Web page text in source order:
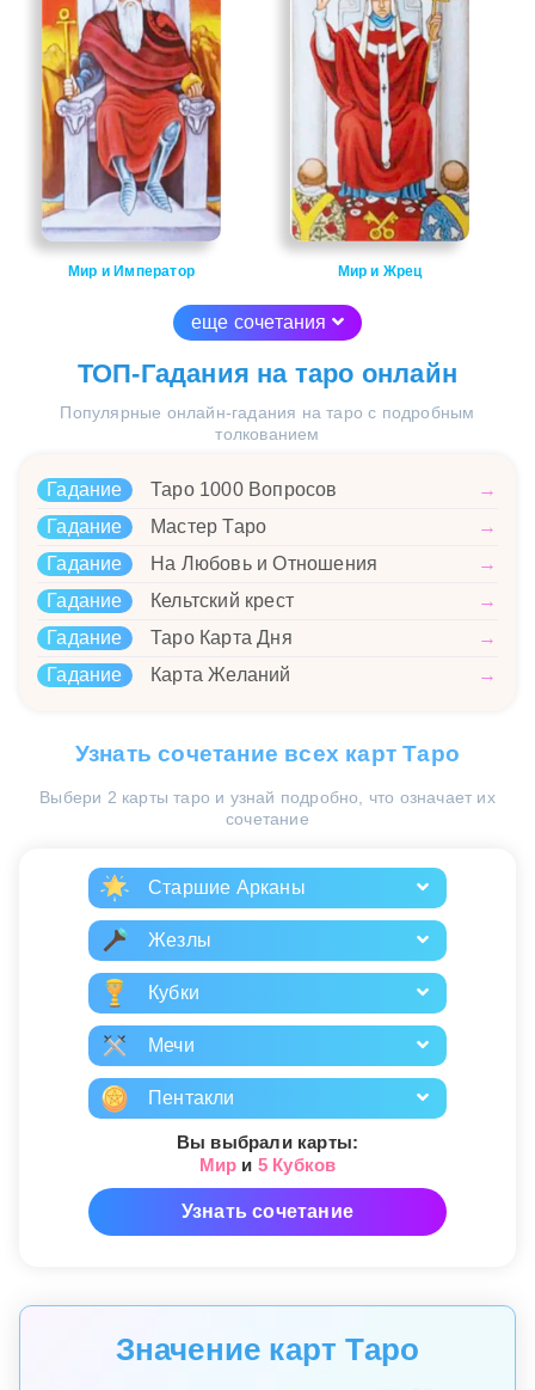
Мир и Император Мир и Жрец
еще сочетания
ТОП-Гадания на таро онлайн
Популярные онлайн-гадания на таро с подробным
толкованием
Гадание Таро 1000 Вопросов
→
Гадание
Мастер Таро
→
Гадание
На Любовь и Отношения
→
Гадание
Кельтский крест
→
Гадание
Таро Карта Дня
→
Гадание
Карта Желаний →
Узнать сочетание всех карт Таро
Выбери 2 карты таро и узнай подробно, что означает их
сочетание
Старшие Арканы
Жезлы
Кубки
Мечи
Пентакли
Вы выбрали карты:
Мир и 5 Кубков
Узнать сочетание
Значение карт Таро